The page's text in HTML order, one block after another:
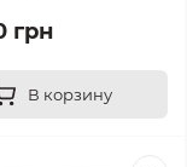
грн
В корзину